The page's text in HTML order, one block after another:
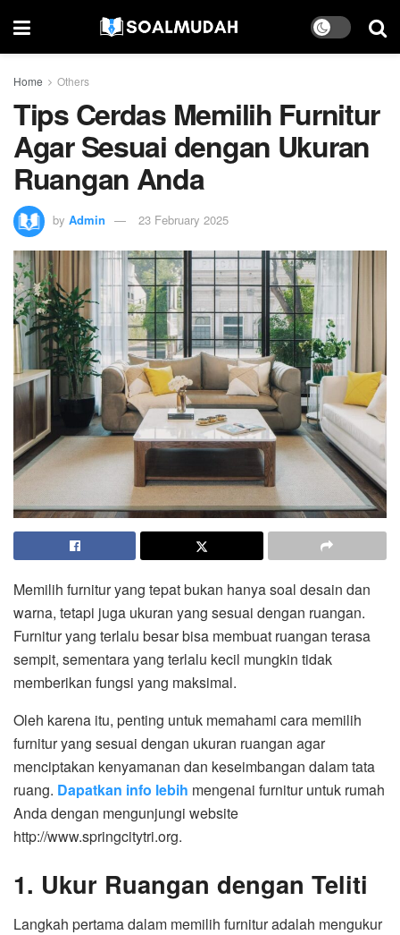
Home Others
Tips Cerdas Memilih Furnitur
Agar Sesuai dengan Ukuran
Ruangan Anda
by Admin 23 February 2025
Memilih furnitur yang tepat bukan hanya soal desain dan
warna, tetapi juga ukuran yang sesuai dengan ruangan.
Furnitur yang terlalu besar bisa membuat ruangan terasa
sempit, sementara yang terlalu kecil mungkin tidak
memberikan fungsi yang maksimal.
Oleh karena itu, penting untuk memahami cara memilih
furnitur yang sesuai dengan ukuran ruangan agar
menciptakan kenyamanan dan keseimbangan dalam tata
ruang. Dapatkan info lebih mengenai furnitur untuk rumah
Anda dengan mengunjungi website
http://www.springcitytri.org.
1. Ukur Ruangan dengan Teliti
Langkah pertama dalam memilih furnitur adalah mengukur